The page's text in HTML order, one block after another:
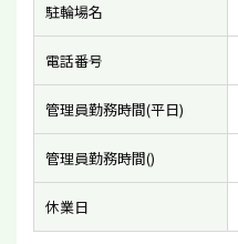
駐輪場名
電話番号
管理員勤務時間(平日)
管理員勤務時間()
休業日